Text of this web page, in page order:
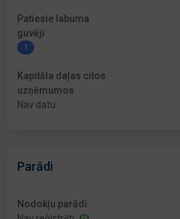
Patiesie labuma
guvēji
1
Kapitāla daļas citos
uzņēmumos
Nav datu
Parādi
Nodokļu parādi